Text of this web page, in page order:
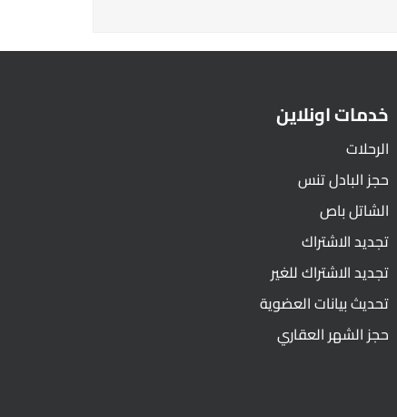
خدمات اونلاين
الرحلات
حجز البادل تنس
الشاتل باص
تجديد الاشتراك
تجديد الاشتراك للغير
تحديث بيانات العضوية
حجز الشهر العقاري